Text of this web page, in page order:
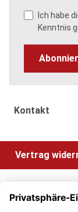
Ich habe
Kenntnis
Kontakt
Vertrag